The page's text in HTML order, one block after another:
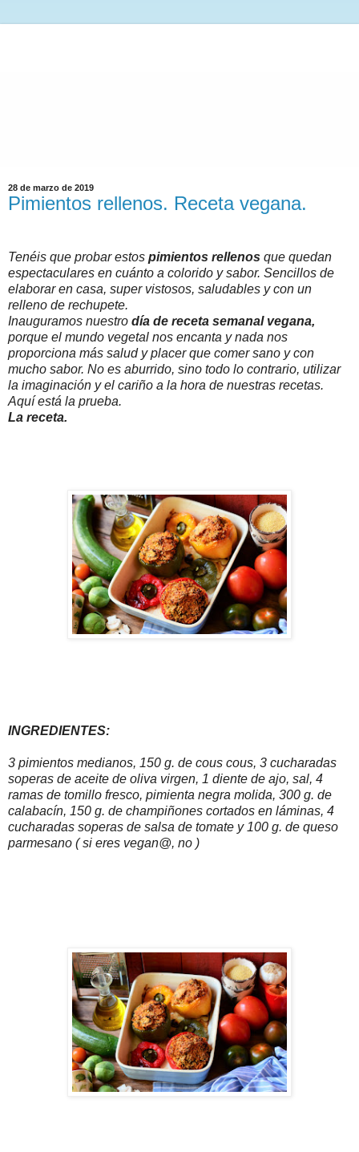
28 de marzo de 2019
Pimientos rellenos. Receta vegana.
Tenéis que probar estos pimientos rellenos que quedan
espectaculares en cuánto a colorido y sabor. Sencillos de
elaborar en casa, super vistosos, saludables y con un
relleno de rechupete.
Inauguramos nuestro día de receta semanal vegana,
porque el mundo vegetal nos encanta y nada nos
proporciona más salud y placer que comer sano y con
mucho sabor. No es aburrido, sino todo lo contrario, utilizar
la imaginación y el cariño a la hora de nuestras recetas.
Aquí está la prueba.
La receta.
INGREDIENTES:
3 pimientos medianos, 150 g. de cous cous, 3 cucharadas
soperas de aceite de oliva virgen, 1 diente de ajo, sal, 4
ramas de tomillo fresco, pimienta negra molida, 300 g. de
calabacín, 150 g. de champiñones cortados en láminas, 4
cucharadas soperas de salsa de tomate y 100 g. de queso
parmesano ( si eres vegan@, no )